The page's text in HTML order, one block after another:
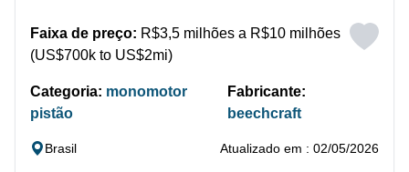
Faixa de preço: R$3,5 milhões a R$10 milhões
(US$700k to US$2mi)
Categoria: monomotor
pistão
Fabricante:
beechcraft
Brasil Atualizado em : 02/05/2026